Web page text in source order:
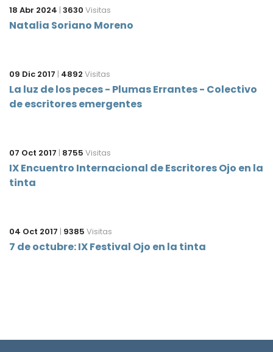
18 Abr 2024 | 3630 Visitas
Natalia Soriano Moreno
09 Dic 2017 | 4892 Visitas
La luz de los peces - Plumas Errantes - Colectivo
de escritores emergentes
07 Oct 2017 | 8755 Visitas
IX Encuentro Internacional de Escritores Ojo en la
tinta
04 Oct 2017 | 9385 Visitas
7 de octubre: IX Festival Ojo en la tinta